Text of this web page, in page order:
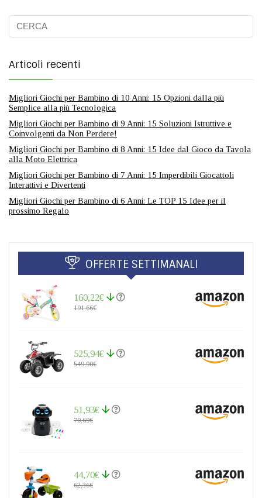
Articoli recenti
Migliori Giochi per Bambino di 10 Anni: 15 Opzioni dalla più
Semplice alla più Tecnologica
Migliori Giochi per Bambino di 9 Anni: 15 Soluzioni Istruttive e
Coinvolgenti da Non Perdere!
Migliori Giochi per Bambino di 8 Anni: 15 Idee dal Gioco da Tavola
alla Moto Elettrica
Migliori Giochi per Bambino di 7 Anni: 15 Imperdibili Giocattoli
Interattivi e Divertenti
Migliori Giochi per Bambino di 6 Anni: Le TOP 15 Idee per il
prossimo Regalo
OFFERTE SETTIMANALI
160,22€
191,66€
525,94€
549,90€
51,93€
70,69€
44,70€
62,36€